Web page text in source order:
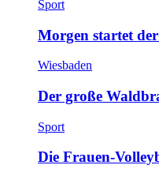
Sport
Morgen startet
Wiesbaden
Der große
Sport
Die Frauen-